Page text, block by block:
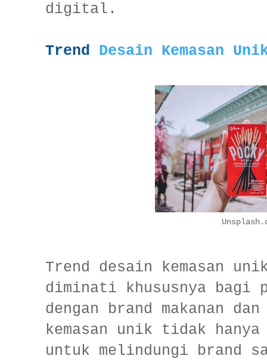
digital.
Trend Desain Kemasan
Trend desain kemasan
diminati khususnya bagi
dengan brand makanan
kemasan unik tidak
untuk melindungi brand